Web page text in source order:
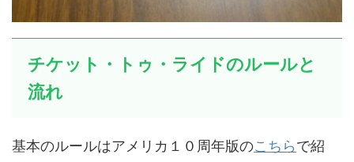
チケット・トゥ・ライドのルールと
流れ
基本のルールはアメリカ１０周年版のこちらで紹